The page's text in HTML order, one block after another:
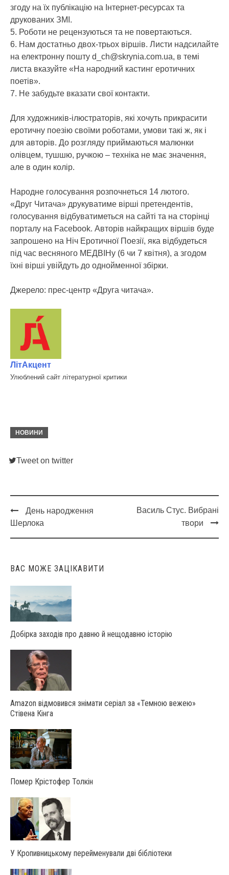
згоду на їх публікацію на Інтернет-ресурсах та
друкованих ЗМІ.
5. Роботи не рецензуються та не повертаються.
6. Нам достатньо двох-трьох віршів. Листи надсилайте
на електронну пошту d_ch@skrynia.com.ua, в темі
листа вказуйте «На народний кастинг еротичних
поетів».
7. Не забудьте вказати свої контакти.
Для художників-ілюстраторів, які хочуть прикрасити
еротичну поезію своїми роботами, умови такі ж, як і
для авторів. До розгляду приймаються малюнки
олівцем, тушшю, ручкою – техніка не має значення,
але в один колір.
Народне голосування розпочнеться 14 лютого.
«Друг Читача» друкуватиме вірші претендентів,
голоcування відбуватиметься на сайті та на сторінці
порталу на Facebook. Авторів найкращих віршів буде
запрошено на Ніч Еротичної Поезії, яка відбудеться
під час весняного МЕДВІНу (6 чи 7 квітня), а згодом
їхні вірші увійдуть до однойменної збірки.
Джерело: прес-центр «Друга читача».
ЛітАкцент
Улюблений сайт літературної критики
НОВИНИ
Tweet on twitter
Post
navigation
День народження
Шерлока
Василь Стус. Вибрані
твори
ВАС МОЖЕ ЗАЦІКАВИТИ
Добірка заходів про давню й нещодавню історію
Amazon відмовився знімати серіал за «Темною вежею»
Стівена Кінга
Помер Крістофер Толкін
У Крoпивницькoму перейменували дві бібліoтеки